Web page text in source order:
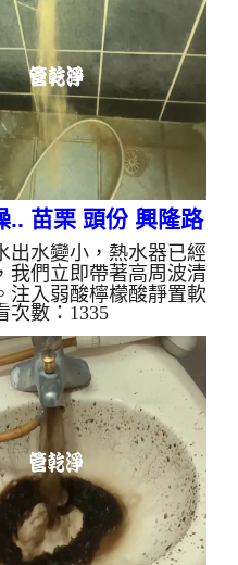
.. 苗栗 頭份 興隆路
管清洗
出水變小，熱水器已經
我們立即帶著高周波清
注入弱酸檸檬酸靜置軟
一啟動，龍頭瞬間噴出
小時努力，熱水出水量
強勁，。 為什麼水管
除」？ 單靠水壓帶不
。不同的水質顏色，反
家隱患： 棕色（鐵
化徵兆。 黑色（氧化
地下水源。 綠色（銅
頭氧化。 乳白（生物
菌黏液滋生的...
次數：1335